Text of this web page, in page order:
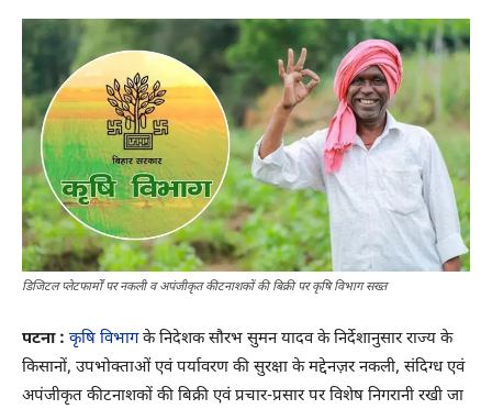
डिजिटल प्लेटफार्मों पर नकली व अपंजीकृत कीटनाशकों की बिक्री पर कृषि विभाग सख्त
पटना : कृषि विभागके निदेशक सौरभ सुमन यादव के निर्देशानुसार राज्य के
किसानों, उपभोक्ताओं एवं पर्यावरण की सुरक्षा के मद्देनज़र नकली, संदिग्ध एवं
अपंजीकृत कीटनाशकों की बिक्री एवं प्रचार-प्रसार पर विशेष निगरानी रखी जा